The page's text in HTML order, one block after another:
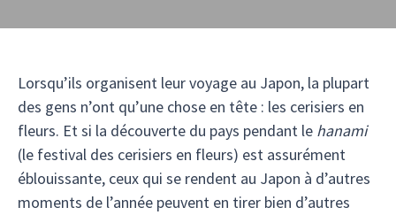
Lorsqu’ils organisent leur voyage au Japon, la plupart
des gens n’ont qu’une chose en tête : les cerisiers en
fleurs. Et si la découverte du pays pendant le hanami
(le festival des cerisiers en fleurs) est assurément
éblouissante, ceux qui se rendent au Japon à d’autres
moments de l’année peuvent en tirer bien d’autres